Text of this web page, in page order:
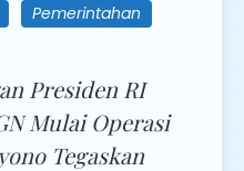
Pemerintahan
Presiden RI
Mulai Operasi
Tegaskan